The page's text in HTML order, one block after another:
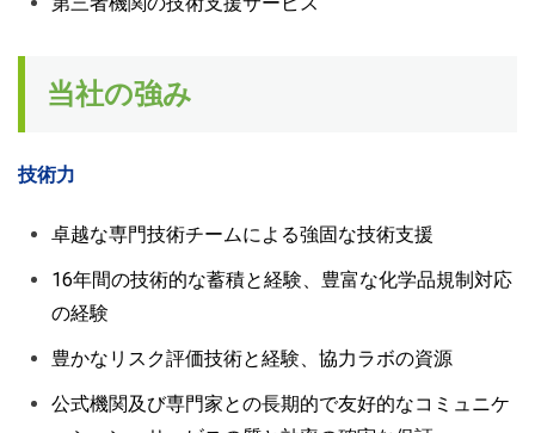
当社の強み
技術力
卓越な専門技術チームによる強固な技術支援
16年間の技術的な蓄積と経験、豊富な化学品規制対応
の経験
豊かなリスク評価技術と経験、協力ラボの資源
公式機関及び専門家との長期的で友好的なコミュニケ